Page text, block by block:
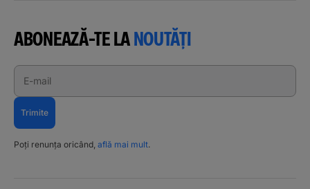
ABONEAZĂ-TE LANOUTĂȚI
E-mail
Trimite
Poți renunța oricând, află mai mult.